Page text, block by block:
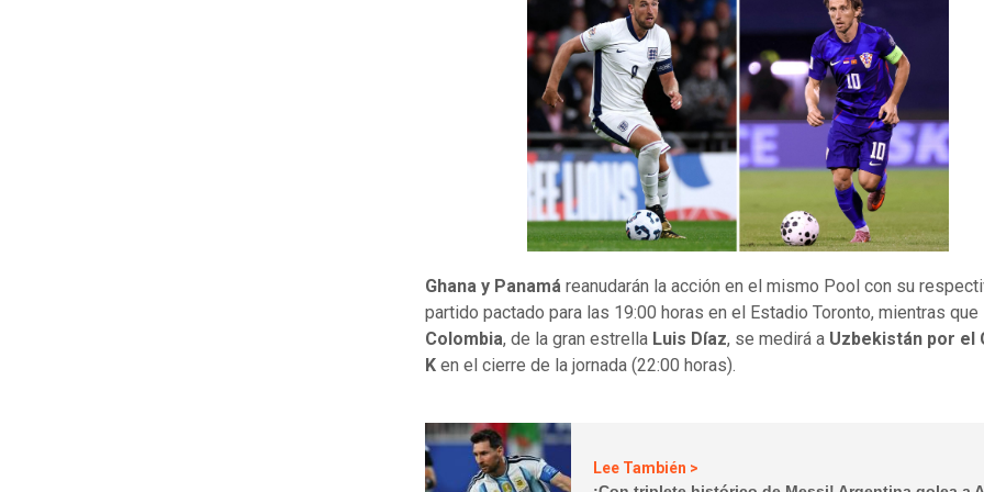
Ghana y Panamá reanudarán la acción en el mismo Pool con su
partido pactado para las 19:00 horas en el Estadio Toronto, mientras que
Colombia, de la gran estrella Luis Díaz, se medirá a Uzbekistán por el
K en el cierre de la jornada (22:00 horas).
Lee También >